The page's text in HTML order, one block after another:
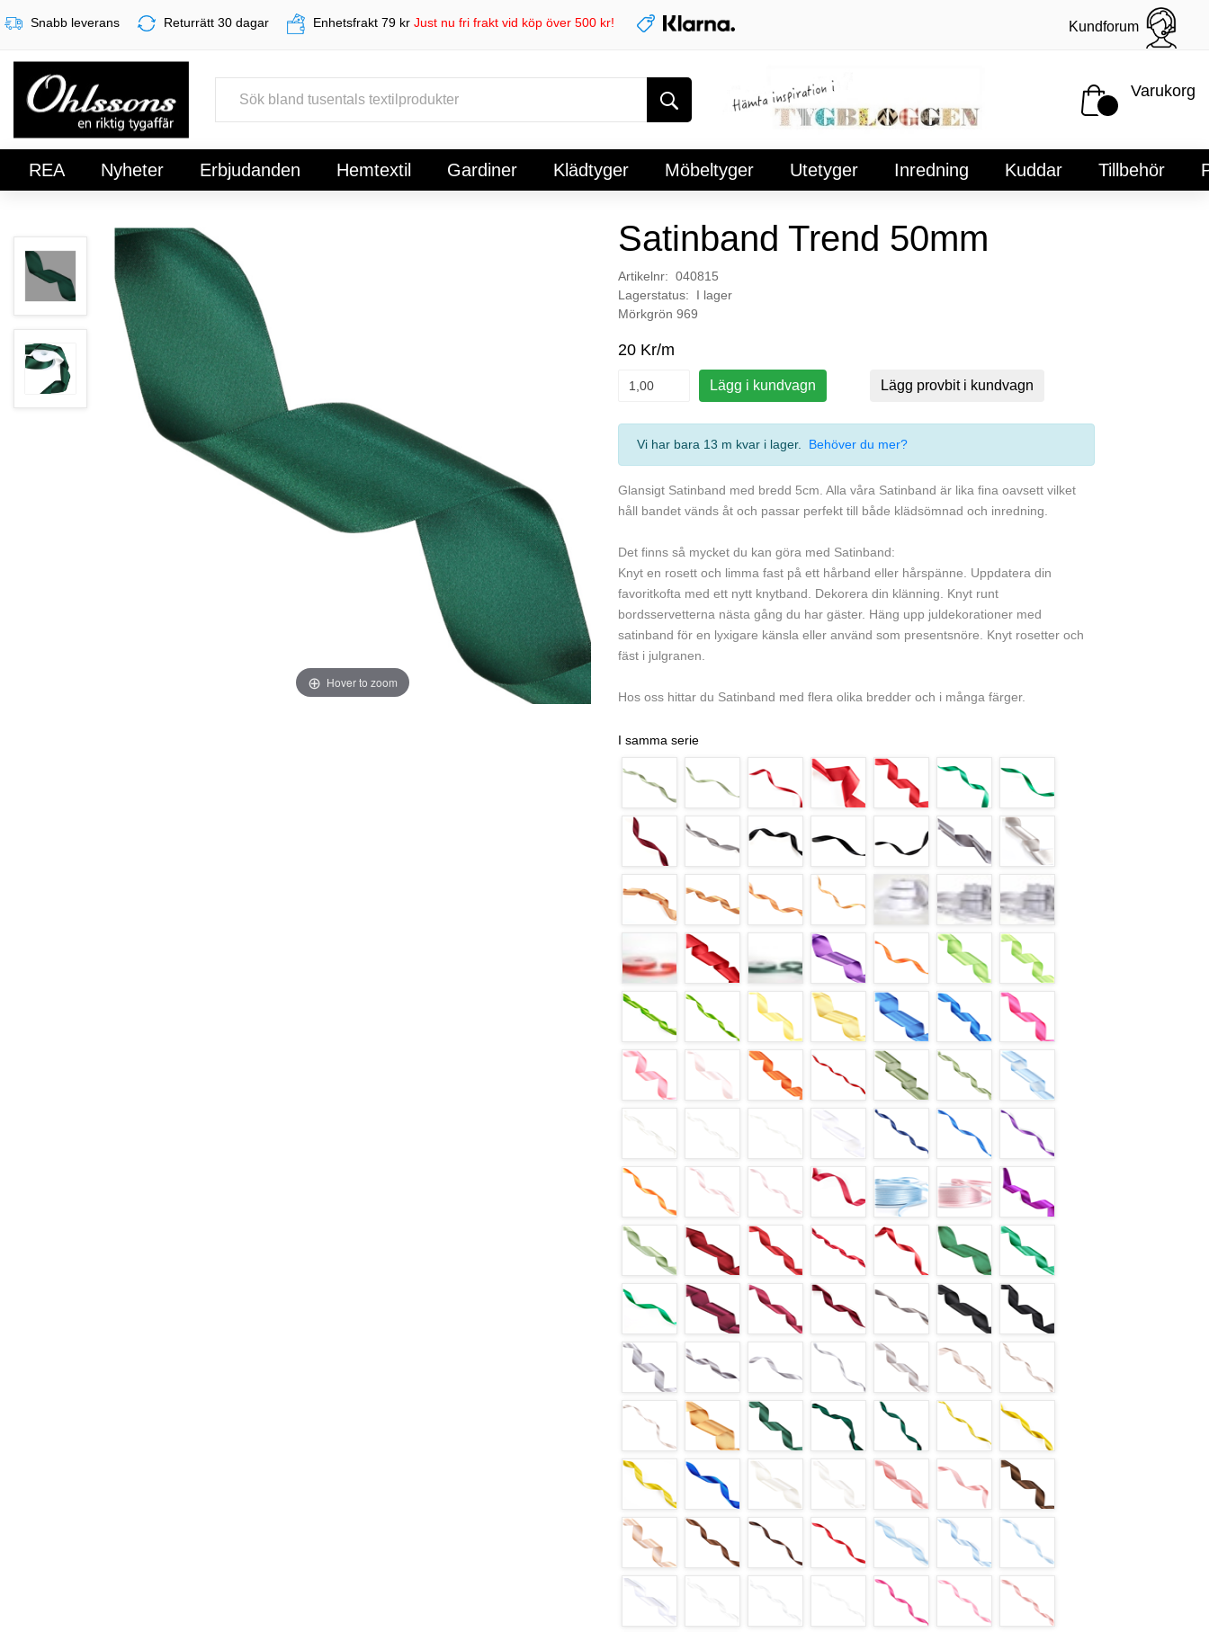
Snabb leverans Returrätt 30 dagar Enhetsfrakt 79 kr Just nu fri frakt vid köp över 500 kr! Kundforum
Varukorg
REA Nyheter Erbjudanden Hemtextil Gardiner Klädtyger Möbeltyger Utetyger Inredning Kuddar Tillbehör
Hover to zoom
Satinband Trend 50mm
Artikelnr: 040815
Lagerstatus: I lager
Mörkgrön 969
20 Kr/m
Lägg i kundvagn Lägg provbit i kundvagn
Vi har bara 13 m kvar i lager. Behöver du mer?
Glansigt Satinband med bredd 5cm. Alla våra Satinband är lika fina oavsett vilket
håll bandet vänds åt och passar perfekt till både klädsömnad och inredning.
Det finns så mycket du kan göra med Satinband:
Knyt en rosett och limma fast på ett hårband eller hårspänne. Uppdatera din
favoritkofta med ett nytt knytband. Dekorera din klänning. Knyt runt
bordsservetterna nästa gång du har gäster. Häng upp juldekorationer med
satinband för en lyxigare känsla eller använd som presentsnöre. Knyt rosetter och
fäst i julgranen.
Hos oss hittar du Satinband med flera olika bredder och i många färger.
I samma serie